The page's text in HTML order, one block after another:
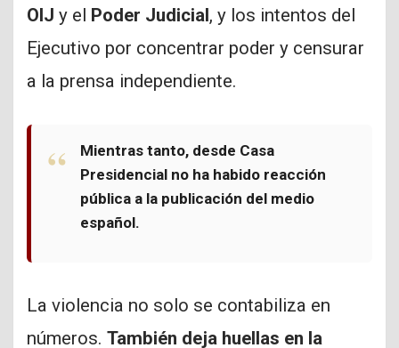
OIJ y el Poder Judicial, y los intentos del
Ejecutivo por concentrar poder y censurar
a la prensa independiente.
Mientras tanto, desde Casa
Presidencial no ha habido reacción
pública a la publicación del medio
español.
La violencia no solo se contabiliza en
números. También deja huellas en la